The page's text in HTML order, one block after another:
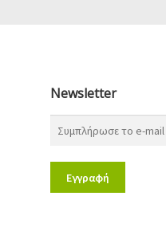
Newsletter